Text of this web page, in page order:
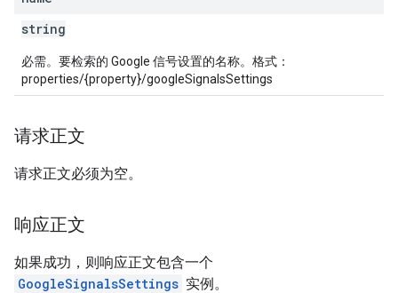
string
必需。要检索的 Google 信号设置的名称。格式：
properties/{property}/googleSignalsSettings
请求正文
请求正文必须为空。
响应正文
如果成功，则响应正文包含一个
GoogleSignalsSettings 实例。